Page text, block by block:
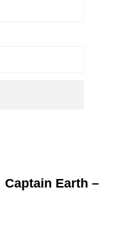
Earth –